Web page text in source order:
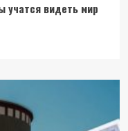
учатся видеть мир